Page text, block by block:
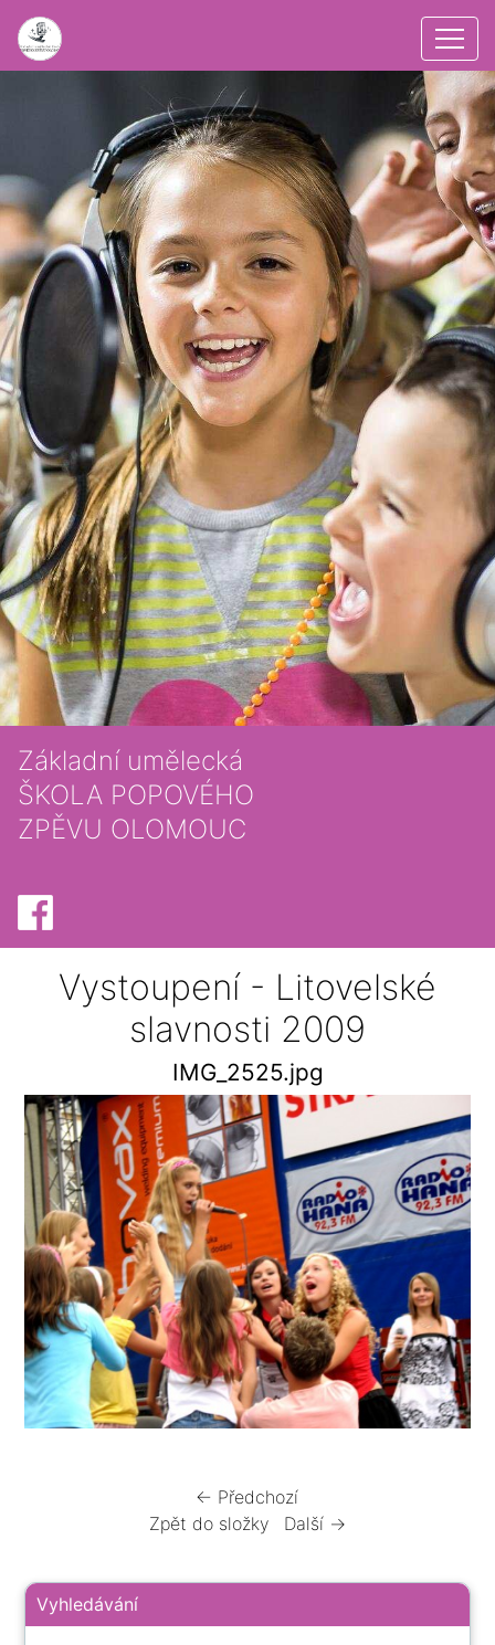
Základní umělecká
ŠKOLA POPOVÉHO
ZPĚVU OLOMOUC
Vystoupení - Litovelské
slavnosti 2009
IMG_2525.jpg
← Předchozí
Zpět do složky
Další →
Vyhledávání